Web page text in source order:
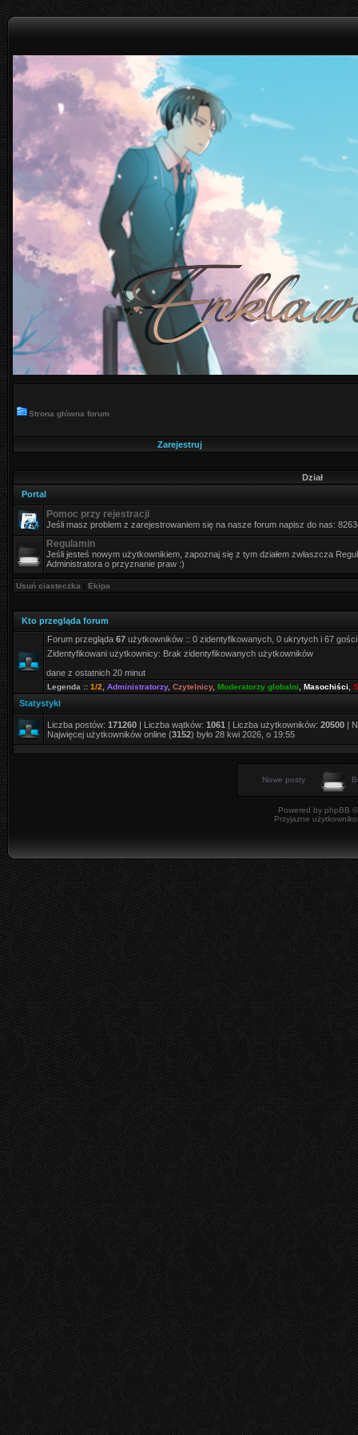
Strona główna forum
Zarejestruj
Dział
Portal
Pomoc przy rejestracji
Jeśli masz problem z zarejestrowaniem się na nasze forum napisz do nas:
Regulamin
Jeśli jesteś nowym użytkownikiem, zapoznaj się z tym działem zwłaszcza
Administratora o przyznanie praw :)
Usuń ciasteczka | Ekipa
Kto przegląda forum
Forum przegląda 67 użytkowników :: 0 zidentyfikowanych, 0 ukrytych i 67 gości
Zidentyfikowani użytkownicy: Brak zidentyfikowanych użytkowników
dane z ostatnich 20 minut
Legenda :: 1/2 Administratorzy, Czytelnicy, Moderatorzy globalni Masochiści
Statystyki
Liczba postów: 171260 | Liczba wątków: 1061 | Liczba użytkowników: 20500 |
Najwięcej użytkowników online (3152) było 28 kwi 2026, o 19:55
Nowe posty
Powered by phpBB
Przyjazne